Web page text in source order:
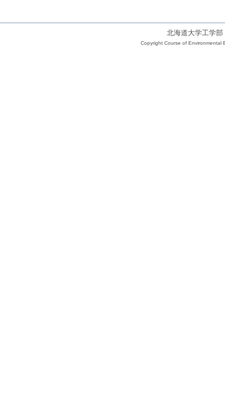
北海道大学工学
Copyright Course of Environmental